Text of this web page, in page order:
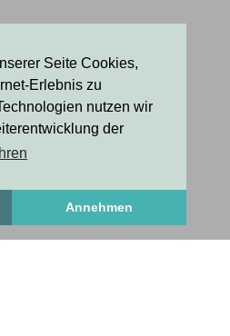
Seite Cookies,
Erlebnis zu
nutzen wir
der
Annehmen